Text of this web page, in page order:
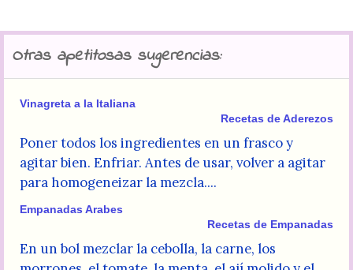
Otras apetitosas sugerencias:
Vinagreta a la Italiana
Recetas de Aderezos
Poner todos los ingredientes en un frasco y
agitar bien. Enfriar. Antes de usar, volver a agitar
para homogeneizar la mezcla....
Empanadas Arabes
Recetas de Empanadas
En un bol mezclar la cebolla, la carne, los